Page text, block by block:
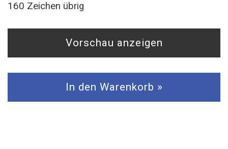
160 Zeichen übrig
Vorschau anzeigen
In den Warenkorb »